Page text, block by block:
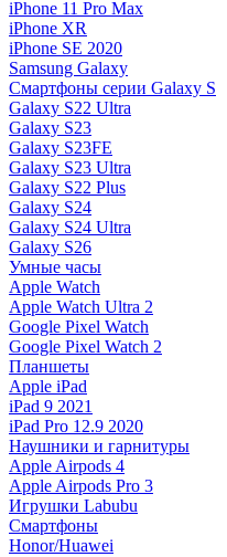
iPhone 11 Pro Max
iPhone XR
iPhone SE 2020
Samsung Galaxy
Смартфоны серии Galaxy S
Galaxy S22 Ultra
Galaxy S23
Galaxy S23FE
Galaxy S23 Ultra
Galaxy S22 Plus
Galaxy S24
Galaxy S24 Ultra
Galaxy S26
Умные часы
Apple Watch
Apple Watch Ultra 2
Google Pixel Watch
Google Pixel Watch 2
Планшеты
Apple iPad
iPad 9 2021
iPad Pro 12.9 2020
Наушники и гарнитуры
Apple Airpods 4
Apple Airpods Pro 3
Игрушки Labubu
Смартфоны
Honor/Huawei